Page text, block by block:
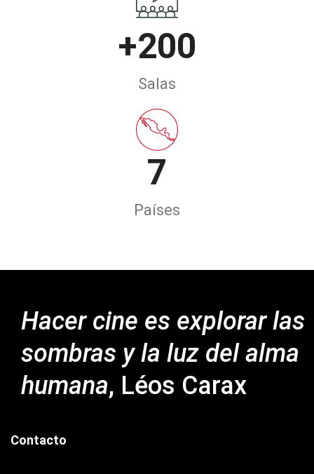
+200
Salas
7
Países
Hacer cine es explorar las
sombras y la luz delalma
humana, Léos Carax
Contacto